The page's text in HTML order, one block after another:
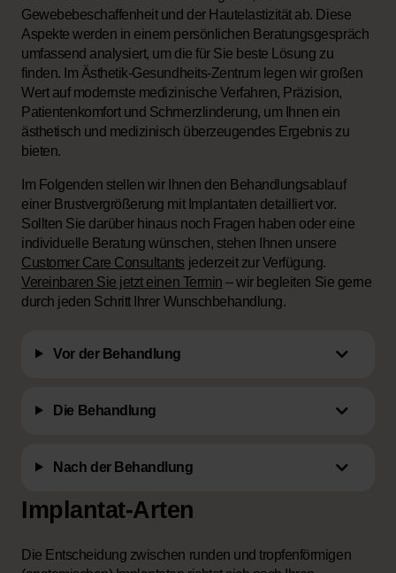
Gewebebeschaffenheit und der Hautelastizität ab. Diese
Aspekte werden in einem persönlichen Beratungsgespräch
umfassend analysiert, um die für Sie beste Lösung zu
finden. Im Ästhetik-Gesundheits-Zentrum legen wir großen
Wert auf modernste medizinische Verfahren, Präzision,
Patientenkomfort und Schmerzlinderung, um Ihnen ein
ästhetisch und medizinisch überzeugendes Ergebnis zu
bieten.
Im Folgenden stellen wir Ihnen den Behandlungsablauf
einer Brustvergrößerung mit Implantaten detailliert vor.
Sollten Sie darüber hinaus noch Fragen haben oder eine
individuelle Beratung wünschen, stehen Ihnen unsere
Customer Care Consultants jederzeit zur Verfügung.
Vereinbaren Sie jetzt einen Termin – wir begleiten Sie gerne
durch jeden Schritt Ihrer Wunschbehandlung.
Vor der Behandlung
Die Behandlung
Nach der Behandlung
Implantat-Arten
Die Entscheidung zwischen runden und tropfenförmigen